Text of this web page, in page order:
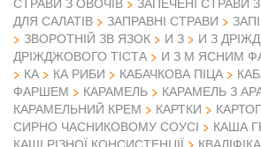
ДЛЯ САЛАТІВ
ЗАПРАВНІ СТРАВИ
ЗВОРОТНІЙ ЗВ ЯЗОК
И З И З
ДРІЖДЖОВОГО ТІСТА
И З М ЯСНИМ
КА
КА РИБИ КАБАЧКОВА ПІЦА
ФАРШЕМ
КАРАМЕЛЬ
КАРАМЕЛЬ З
КАРАМЕЛЬНИЙ КРЕМ
КАРТКИ
СИРНО ЧАСНИКОВОМУ СОУСІ
КАША